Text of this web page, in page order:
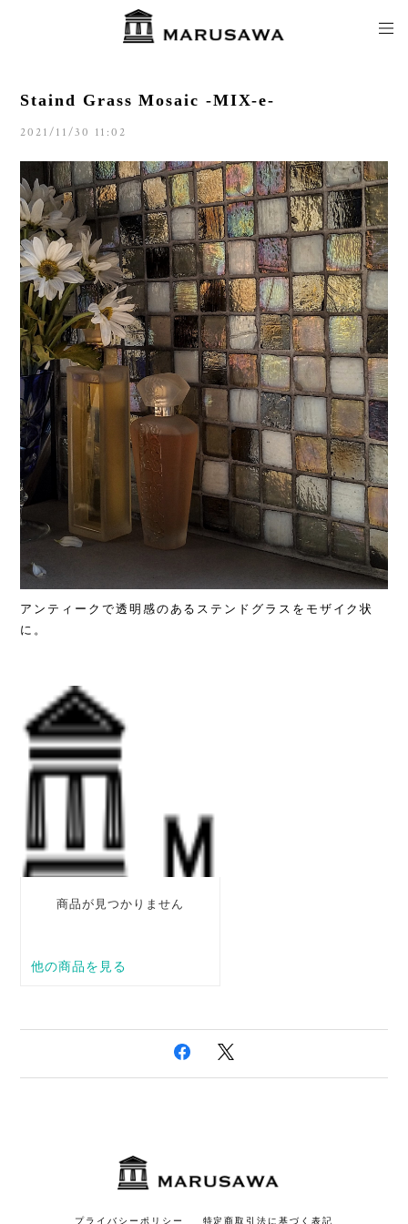
Staind Grass Mosaic -MIX-e-
2021/11/30 11:02
アンティークで透明感のあるステンドグラスをモザイク状
に。
プライバシーポリシー 特定商取引法に基づく表記